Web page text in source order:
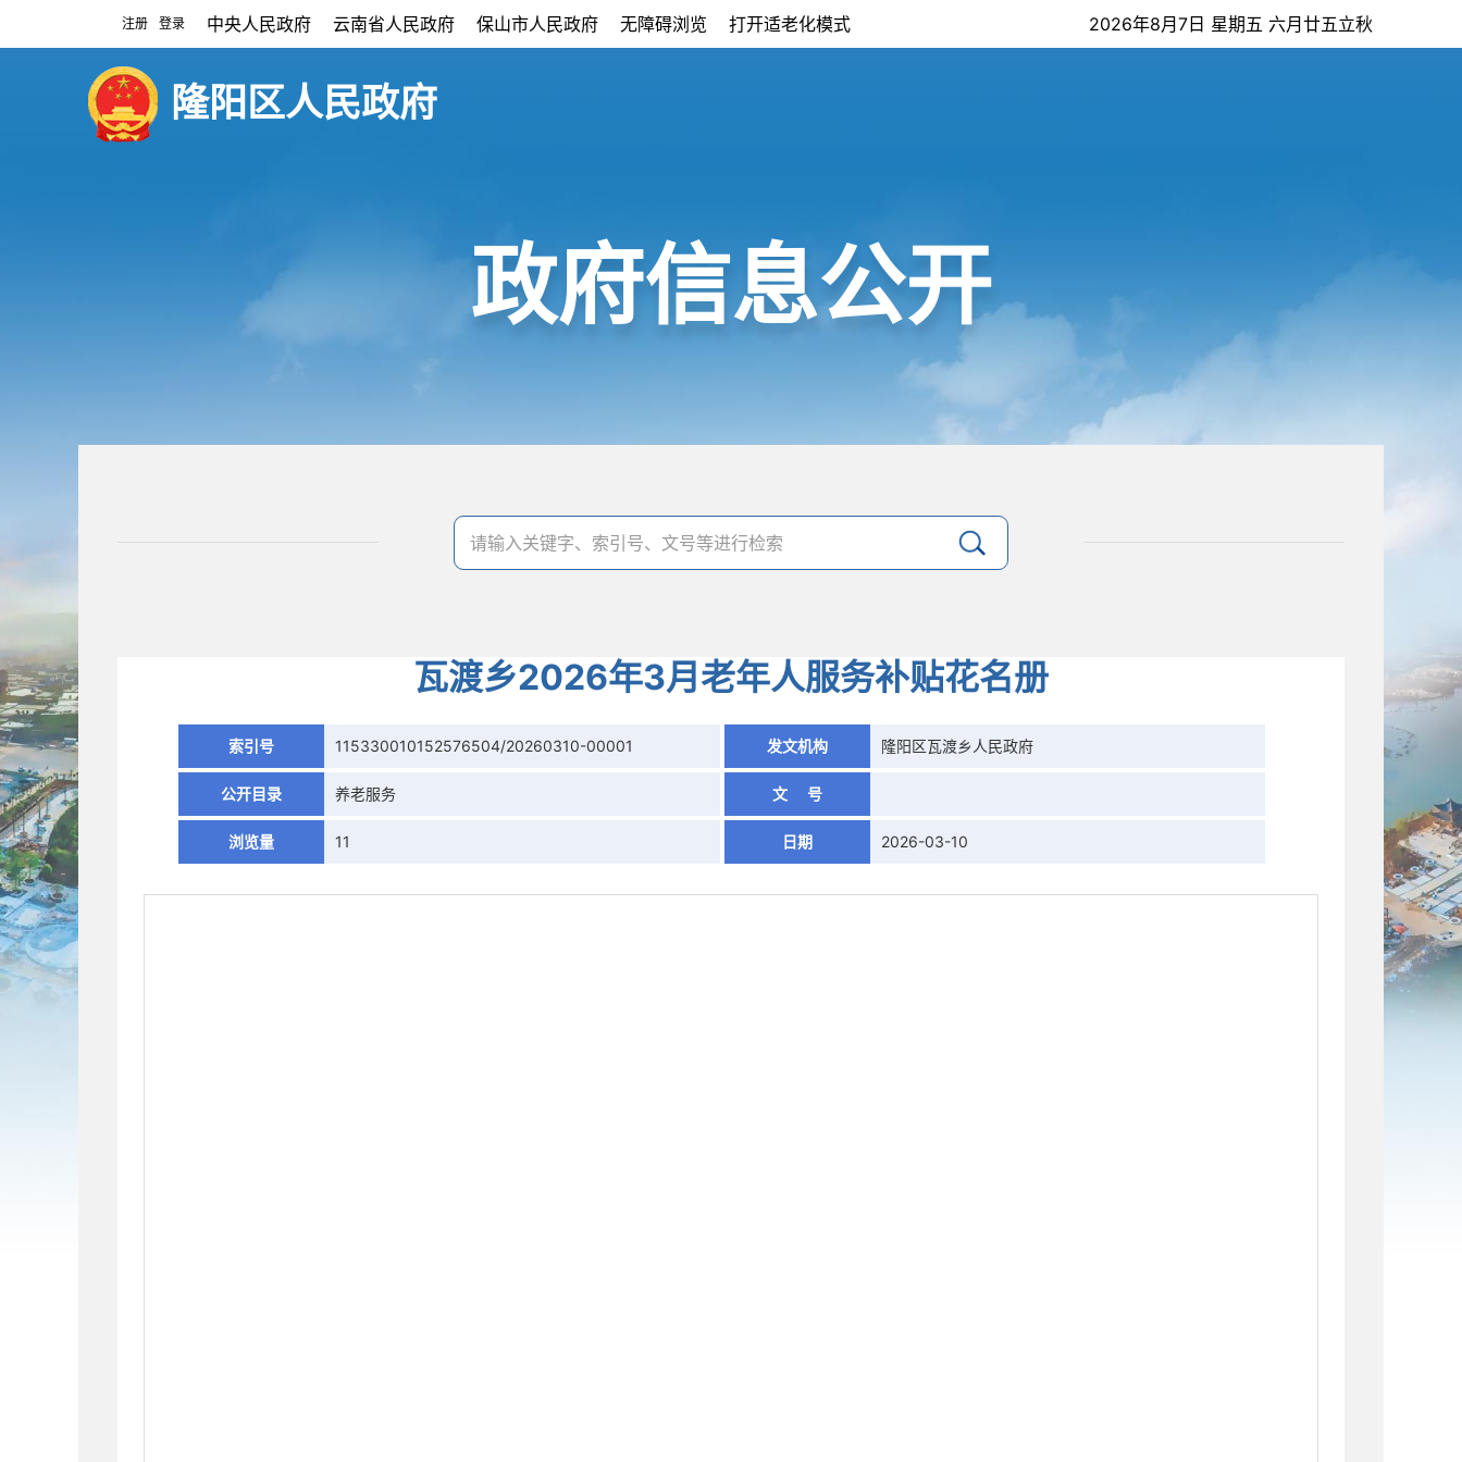
注册 登录 中央人民政府 云南省人民政府 保山市人民政府 无障碍浏览 打开适老化模式 2026年8月7日 星期五 六月廿五立秋
隆阳区人民政府
政府信息公开
瓦渡乡2026年3月老年人服务补贴花名册
索引号 115330010152576504/20260310-00001 发文机构 隆阳区瓦渡乡人民政府
公开目录 养老服务 文 号
浏览量 11 日期 2026-03-10